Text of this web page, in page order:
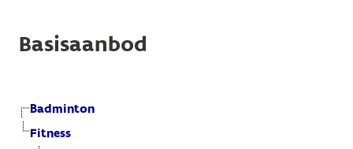
Basisaanbod
Badminton
Fitness